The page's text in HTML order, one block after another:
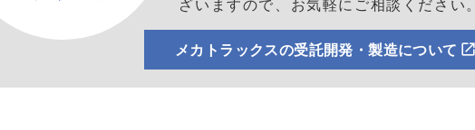
ざいますので、お気軽にご相談ください。
メカトラックスの受託開発・製造について